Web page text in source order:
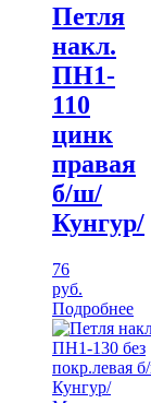
Петля
накл.
ПН1-
110
цинк
правая
б/ш/
Кунгур/
76
руб.
Подробнее